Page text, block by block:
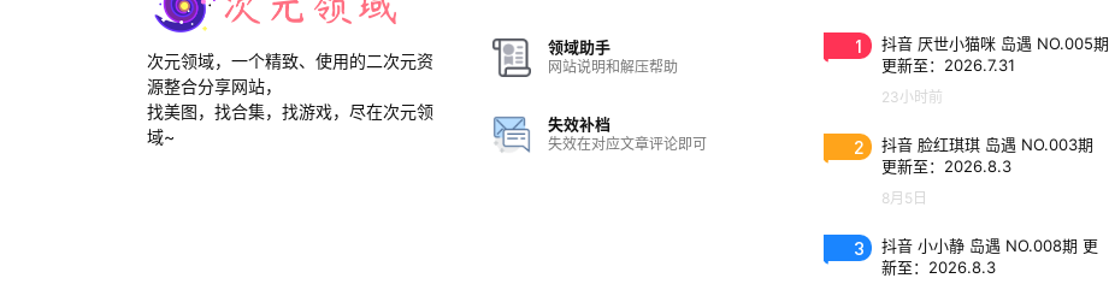
次元领域，一个精致、使用的二次元资
源整合分享网站，
找美图，找合集，找游戏，尽在次元领
域~
领域助手
网站说明和解压帮助
失效补档
失效在对应文章评论即可
1
抖音 厌世小猫咪 岛遇 NO.005期
更新至：2026.7.31
23小时前
2
抖音 脸红琪琪 岛遇 NO.003期
更新至：2026.8.3
8月5日
3
抖音 小小静 岛遇 NO.008期 更
新至：2026.8.3